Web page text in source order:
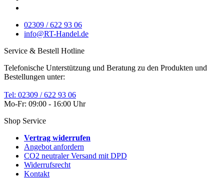
02309 / 622 93 06
info@RT-Handel.de
Service & Bestell Hotline
Telefonische Unterstützung und Beratung zu den Produkten und
Bestellungen unter:
Tel: 02309 / 622 93 06
Mo-Fr: 09:00 - 16:00 Uhr
Shop Service
Vertrag widerrufen
Angebot anfordern
CO2 neutraler Versand mit DPD
Widerrufsrecht
Kontakt